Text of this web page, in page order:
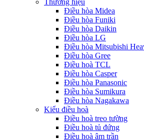
Điều hòa Midea
Điều hòa Funiki
Điều hòa Daikin
Điều hòa LG
Điều hòa Mitsubishi
Điều hòa Gree
Điều hoà TCL
Điều hòa Casper
Điều hòa Panasonic
Điều hòa Sumikura
Điều hòa Nagakawa
Kiểu điều hoà
Điều hoà treo tường
Điều hoà tủ đứng
Điều hoà âm trần